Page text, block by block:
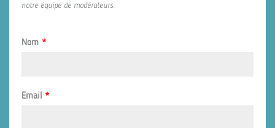
notre équipe de modérateurs.
Nom *
Email *